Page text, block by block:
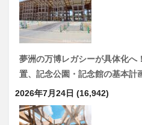
夢洲の万博レガシーが具体化へ
置、記念公園・記念館の基本計
2026年7月24日 (16,942)